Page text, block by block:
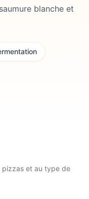
blanche et
pizzas et au type de